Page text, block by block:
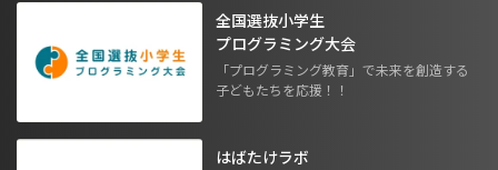
全国選抜小学生
プログラミング大会
「プログラミング教育」で未来を創造する
子どもたちを応援！！
はばたけラボ